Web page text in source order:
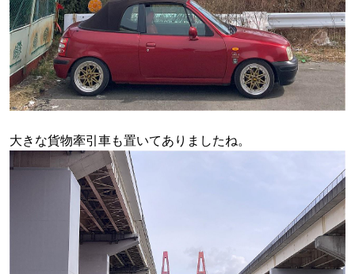
大きな貨物牽引車も置いてありましたね。